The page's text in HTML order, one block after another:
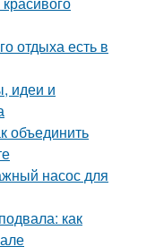
отдыха есть в
идеи и
объединить
насос для
как